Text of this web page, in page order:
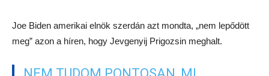
Joe Biden amerikai elnök szerdán azt mondta, „nem lepődött
meg” azon a híren, hogy Jevgenyij Prigozsin meghalt.